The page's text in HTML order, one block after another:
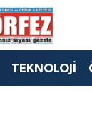
TEKNOLOJİ